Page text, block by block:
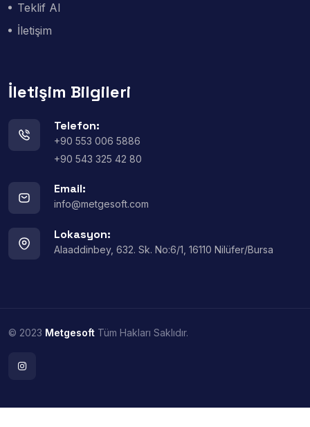
Teklif Al
İletişim
İletişim Bilgileri
Telefon:
+90 553 006 5886
+90 543 325 42 80
Email:
info@metgesoft.com
Lokasyon:
Alaaddinbey, 632. Sk. No:6/1, 16110 Nilüfer/Bursa
© 2023 Metgesoft Tüm Hakları Saklıdır.